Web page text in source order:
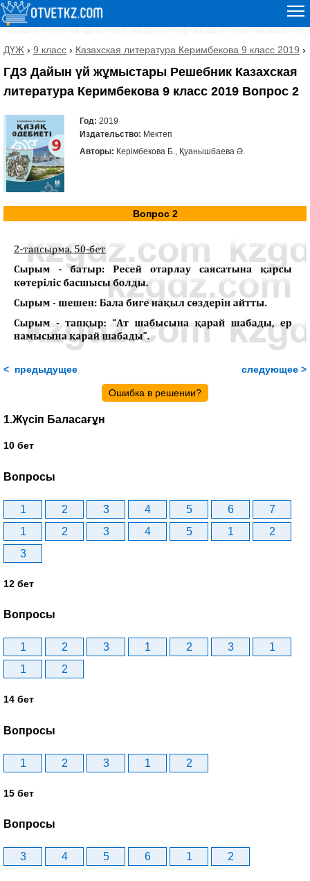
ДҮЖ › 9 класс › Казахская литература Керимбекова 9 класс 2019 ›
ГДЗ Дайын үй жұмыстары Решебник Казахская
литература Керимбекова 9 класс 2019 Вопрос 2
Год: 2019
Издательство: Мектеп
Авторы: Керімбекова Б., Қуанышбаева Ә.
Вопрос 2
< предыдущее следующее >
Ошибка в решении?
1.Жүсіп Баласағұн
10 бет
Вопросы
1 2 3 4 5 6
7
1
2 3 4 5 1
2
3
12 бет
Вопросы
1 2 3 1 2 3
1
1
2
14 бет
Вопросы
1 2 3 1 2
15 бет
Вопросы
3 4 5 6 1 2